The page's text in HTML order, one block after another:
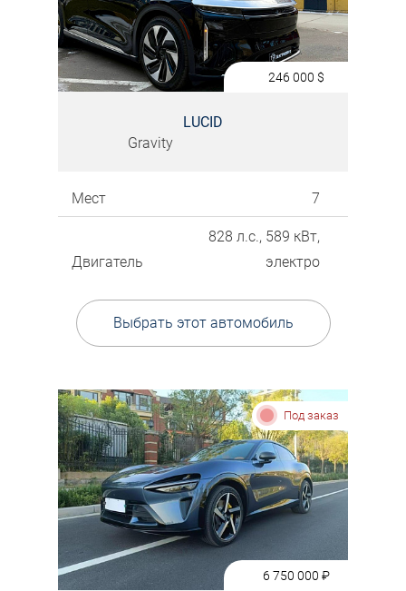
LUCID
Gravity
246 000 $
Мест 7
Двигатель
828 л.с., 589 кВт,
электро
Выбрать этот автомобиль
Под заказ
6 750 000 ₽